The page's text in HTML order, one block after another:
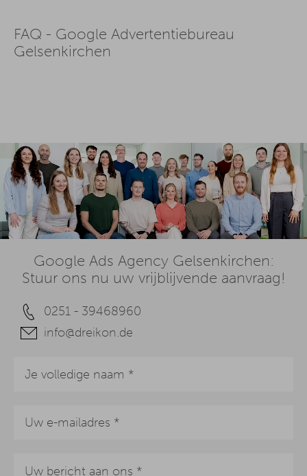
FAQ - Google Advertentiebureau
Gelsenkirchen
Google Ads Agency Gelsenkirchen:
Stuur ons nu uw vrijblijvende aanvraag!
0251 - 39468960
info@dreikon.de